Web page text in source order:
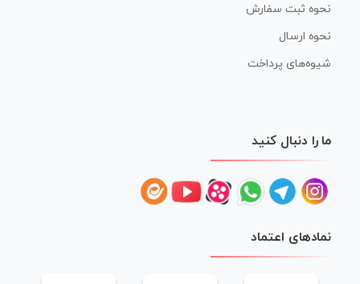
نحوه ثبت سفارش
نحوه ارسال
شیوه‌های پرداخت
ما را دنبال کنید
نمادهای اعتماد